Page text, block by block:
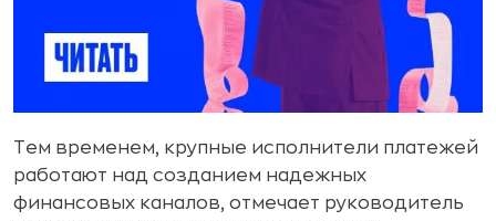
Тем временем, крупные исполнители платежей
работают над созданием надежных
финансовых каналов, отмечает руководитель